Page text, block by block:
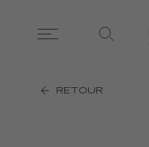
RETOUR